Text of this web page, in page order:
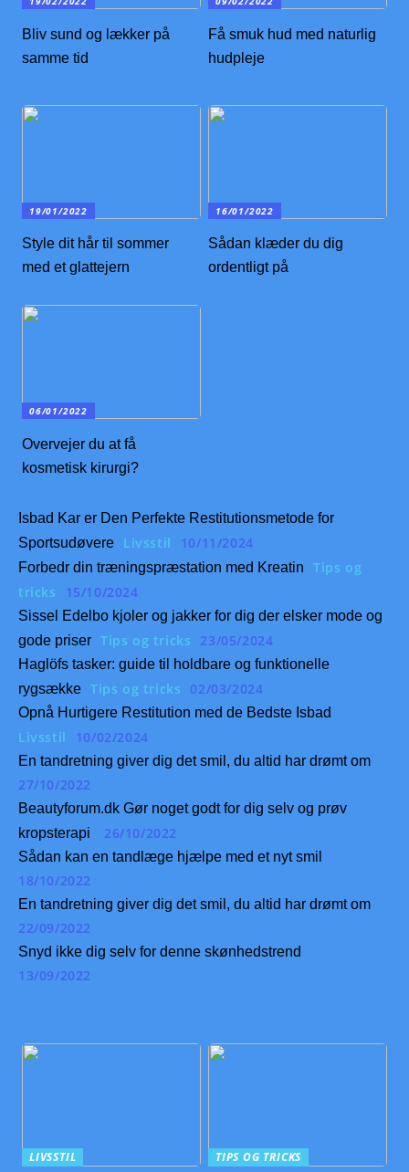
Bliv sund og lækker på
samme tid
Få smuk hud med naturlig
hudpleje
19/01/2022
Style dit hår til sommer
med et glattejern
16/01/2022
Sådan klæder du dig
ordentligt på
06/01/2022
Overvejer du at få
kosmetisk kirurgi?
Isbad Kar er Den Perfekte Restitutionsmetode for
Sportsudøvere
Livsstil 10/11/2024
Forbedr din træningspræstation med Kreatin
Tips og
tricks
15/10/2024
Sissel Edelbo kjoler og jakker for dig der elsker mode og
gode priser Tips og tricks 23/05/2024
Haglöfs tasker: guide til holdbare og funktionelle
rygsække Tips og tricks 02/03/2024
Opnå Hurtigere Restitution med de Bedste Isbad
Livsstil 10/02/2024
En tandretning giver dig det smil, du altid har drømt om
27/10/2022
Beautyforum.dk Gør noget godt for dig selv og prøv
kropsterapi
26/10/2022
Sådan kan en tandlæge hjælpe med et nyt smil
18/10/2022
En tandretning giver dig det smil, du altid har drømt om
22/09/2022
Snyd ikke dig selv for denne skønhedstrend
13/09/2022
LIVSSTIL TIPS OG TRICKS